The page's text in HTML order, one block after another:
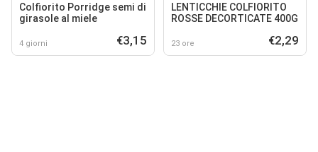
Colfiorito Porridge semi di
girasole al miele
4 giorni €3,15
LENTICCHIE COLFIORITO
ROSSE DECORTICATE 400G
23 ore €2,29